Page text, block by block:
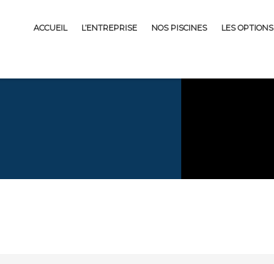
content
ACCUEIL L’ENTREPRISE NOS PISCINES LES OPTIONS